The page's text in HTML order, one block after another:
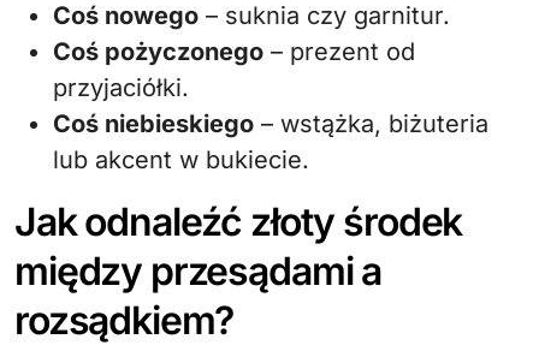
Coś nowego – suknia czy garnitur.
Coś pożyczonego – prezent od
przyjaciółki.
Coś niebieskiego – wstążka, biżuteria
lub akcent w bukiecie.
Jak odnaleźć złoty środek
między przesądami a
rozsądkiem?